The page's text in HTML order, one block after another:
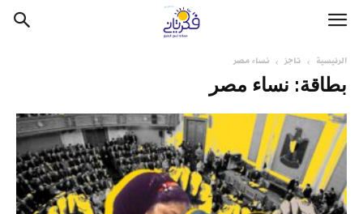
الرئيسية تاجز نساء مصر
بطاقة: نساء مصر